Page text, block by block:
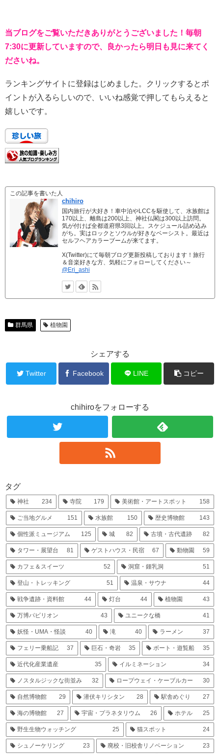
当ブログをご覧いただきありがとうございました！毎朝
7:30に更新していますので、良かったら明日も見に来てく
ださいね。
ランキングサイトに登録はじめました。クリックするとポ
イントが入るらしいので、いいね感覚で押してもらえると
嬉しいです。
この記事を書いた人
chihiro
国内旅行が大好き！車中泊やLCCを駆使して、水族館は
170以上、離島は200以上、神社仏閣は300以上訪問。
気が付けば全都道府県3回以上。スケジュール詰め込み
がち。実はロックとソウルが好きなベーシスト。最近は
セルフヘアカラーブームが来てます。
X(Twitter)にて毎朝ブログ更新投稿しております！旅行
＆音楽好きな方、気軽にフォローしてください～
@Eri_ashi
群馬県 植物園
シェアする
Twitter Facebook LINE コピー
chihiroをフォローする
タグ
神社 234 寺院 179 美術館・アートスポット 158
ご当地グルメ 151 水族館 150 歴史博物館 143
個性派ミュージアム 125 城 82 古墳・古代遺跡 82
タワー・展望台 81 ゲストハウス・民宿 67 動物園 59
カフェ＆スイーツ 52 洞窟・鍾乳洞 51
登山・トレッキング 51 温泉・サウナ 44
戦争遺跡・資料館 44 灯台 44 植物園 43
万博パビリオン 43 ユニークな橋 41
妖怪・UMA・怪談 40 滝 40 ラーメン 37
フェリー乗船記 37 巨石・奇岩 35 ボート・遊覧船 35
近代化産業遺産 35 イルミネーション 34
ノスタルジックな街並み 32 ロープウェイ・ケーブルカー 30
自然博物館 29 潜伏キリシタン 28 駅舎めぐり 27
海の博物館 27 宇宙・プラネタリウム 26 ホテル 25
野生生物ウォッチング 25 猫スポット 24
シュノーケリング 23 廃校・旧校舎リノベーション 23